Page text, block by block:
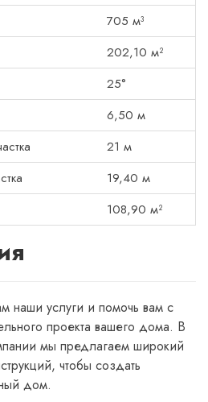
705 м³
202,10 м²
25°
6,50 м
21 м
19,40 м
108,90 м²
наши услуги и помочь вам с
проекта вашего дома. В
мы предлагаем широкий
чтобы создать
дом.